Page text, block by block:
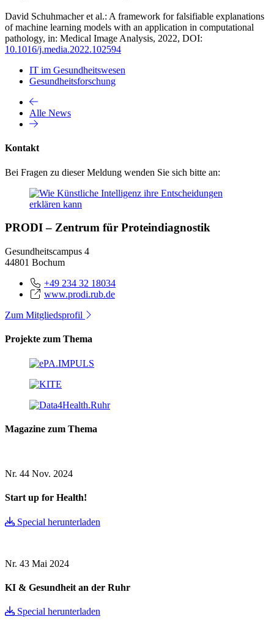
David Schuhmacher et al.: A framework for falsifiable explanations
of machine learning models with an application in computational
pathology, in: Medical Image Analysis, 2022, DOI:
10.1016/j.media.2022.102594
IT im Gesundheitswesen
Gesundheitsforschung
Alle News
Kontakt
Bei Fragen zu dieser Meldung wenden Sie sich bitte an:
PRODI – Zentrum für Proteindiagnostik
Gesundheitscampus 4
44801 Bochum
+49 234 32 18034
www.prodi.rub.de
Zum Mitgliedsprofil
Projekte zum Thema
Magazine zum Thema
Nr. 44 Nov. 2024
Start up for Health!
Special herunterladen
Nr. 43 Mai 2024
KI & Gesundheit an der Ruhr
Special herunterladen